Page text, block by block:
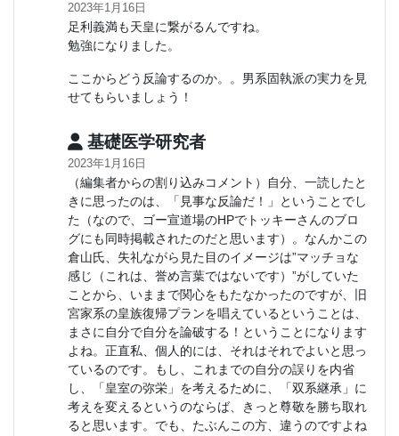
2023年1月16日
足利義満も天皇に繋がるんですね。
勉強になりました。
ここからどう反論するのか。。男系固執派の実力を見
せてもらいましょう！
基礎医学研究者
2023年1月16日
（編集者からの割り込みコメント）自分、一読したと
きに思ったのは、「見事な反論だ！」ということでし
た（なので、ゴー宣道場のHPでトッキーさんのブロ
グにも同時掲載されたのだと思います）。なんかこの
倉山氏、失礼ながら見た目のイメージは”マッチョな
感じ（これは、誉め言葉ではないです）”がしていた
ことから、いままで関心をもたなかったのですが、旧
宮家系の皇族復帰プランを唱えているということは、
まさに自分で自分を論破する！ということになります
よね。正直私、個人的には、それはそれでよいと思っ
ているのです。もし、これまでの自分の誤りを内省
し、「皇室の弥栄」を考えるために、「双系継承」に
考えを変えるというのならば、きっと尊敬を勝ち取れ
ると思います。でも、たぶんこの方、違うのですよね